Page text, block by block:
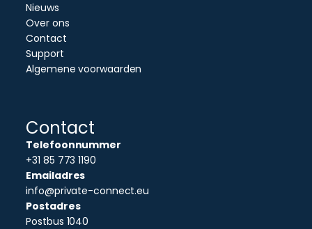
Nieuws
Over ons
Contact
Support
Algemene voorwaarden
Contact
Telefoonnummer
+31 85 773 1190
Emailadres
info@private-connect.eu
Postadres
Postbus 1040